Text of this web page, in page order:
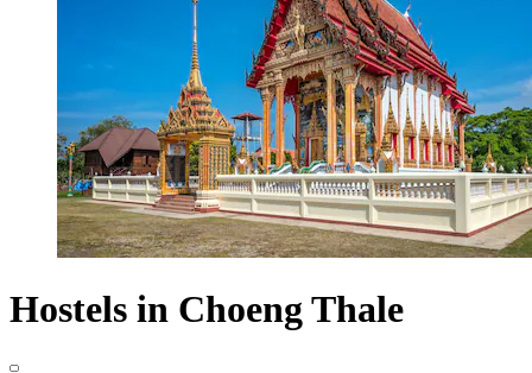
Hostels in Choeng Thale